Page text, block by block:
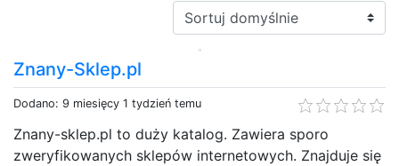
Sortuj:
Znany-Sklep.pl
Dodano: 9 miesięcy 1 tydzień temu
Znany-sklep.pl to duży katalog. Zawiera sporo
zweryfikowanych sklepów internetowych. Znajduje się